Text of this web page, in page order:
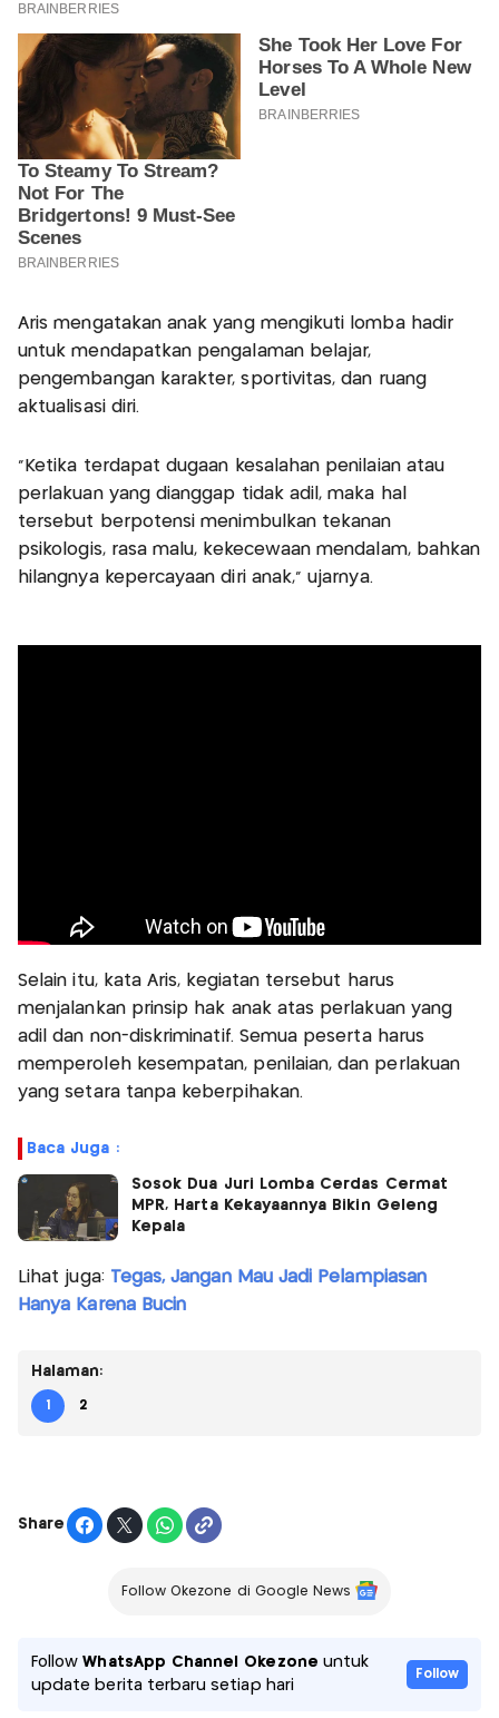
Aris mengatakan anak yang mengikuti lomba hadir
untuk mendapatkan pengalaman belajar,
pengembangan karakter, sportivitas, dan ruang
aktualisasi diri.
"Ketika terdapat dugaan kesalahan penilaian atau
perlakuan yang dianggap tidak adil, maka hal
tersebut berpotensi menimbulkan tekanan
psikologis, rasa malu, kekecewaan mendalam, bahkan
hilangnya kepercayaan diri anak," ujarnya.
Selain itu, kata Aris, kegiatan tersebut harus
menjalankan prinsip hak anak atas perlakuan yang
adil dan non-diskriminatif. Semua peserta harus
memperoleh kesempatan, penilaian, dan perlakuan
yang setara tanpa keberpihakan.
Baca Juga :
Sosok Dua Juri Lomba Cerdas Cermat
MPR, Harta Kekayaannya Bikin Geleng
Kepala
Lihat juga: Tegas, Jangan Mau Jadi Pelampiasan
Hanya Karena Bucin
Halaman:
1 2
Share
Follow Okezone di Google News
FollowWhatsApp Channel Okezone untuk
update berita terbaru setiap hari
Follow